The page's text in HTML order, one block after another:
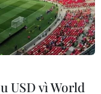
Việt Nam tại
USD vì World